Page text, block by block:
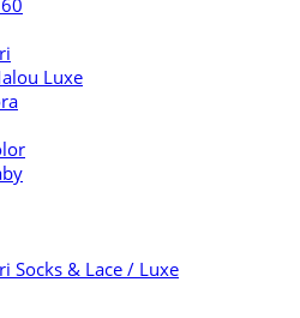
Luxe
Socks & Lace / Luxe